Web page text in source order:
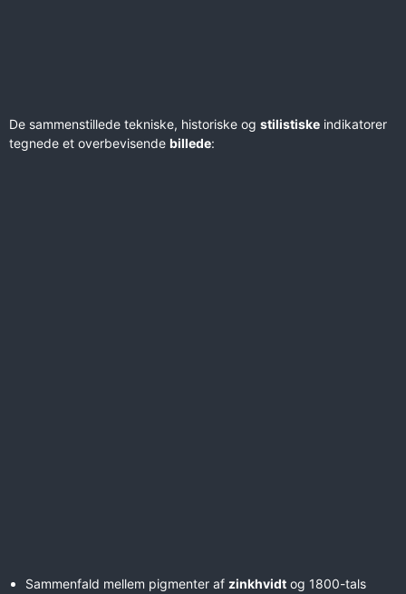
De sammenstillede tekniske, historiske og stilistiske indikatorer
tegnede et overbevisende billede:
Sammenfald mellem pigmenter af zinkhvidtog 1800-tals